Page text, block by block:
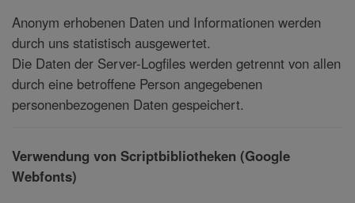
Anonym erhobenen Daten und Informationen werden
durch uns statistisch ausgewertet.
Die Daten der Server-Logfiles werden getrennt von allen
durch eine betroffene Person angegebenen
personenbezogenen Daten gespeichert.
Verwendung von Scriptbibliotheken (Google
Webfonts)